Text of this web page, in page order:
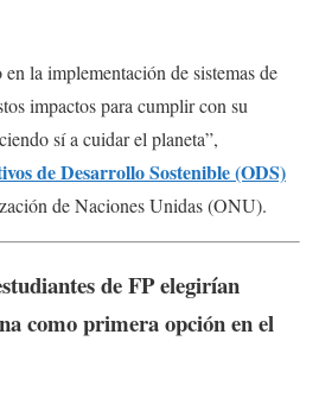
la implementación de sistemas de
impactos para cumplir con su
sí a cuidar el planeta”,
de Desarrollo Sostenible (ODS)
de Naciones Unidas (ONU).
de FP elegirían
como primera opción en el